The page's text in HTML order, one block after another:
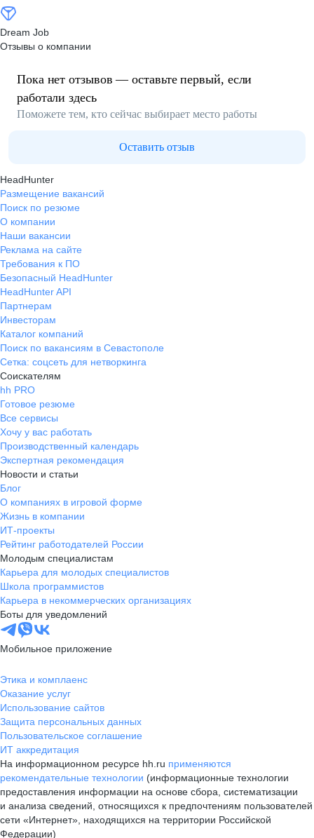
Dream Job
Отзывы о компании
Пока нет отзывов — оставьте первый, если
работали здесь
Поможете тем, кто сейчас выбирает место работы
Оставить отзыв
HeadHunter
Размещение вакансий
Поиск по резюме
О компании
Наши вакансии
Реклама на сайте
Требования к ПО
Безопасный HeadHunter
HeadHunter API
Партнерам
Инвесторам
Каталог компаний
Поиск по вакансиям в Севастополе
Сетка: соцсеть для нетворкинга
Соискателям
hh PRO
Готовое резюме
Все сервисы
Хочу у вас работать
Производственный календарь
Экспертная рекомендация
Новости и статьи
Блог
О компаниях в игровой форме
Жизнь в компании
ИТ-проекты
Рейтинг работодателей России
Молодым специалистам
Карьера для молодых специалистов
Школа программистов
Карьера в некоммерческих организациях
Боты для уведомлений
Мобильное приложение
Этика и комплаенс
Оказание услуг
Использование сайтов
Защита персональных данных
Пользовательское соглашение
ИТ аккредитация
На информационном ресурсе hh.ru применяются
рекомендательные технологии (информационные технологии
предоставления информации на основе сбора, систематизации
и анализа сведений, относящихся к предпочтениям пользователей
сети «Интернет», находящихся на территории Российской
Федерации)